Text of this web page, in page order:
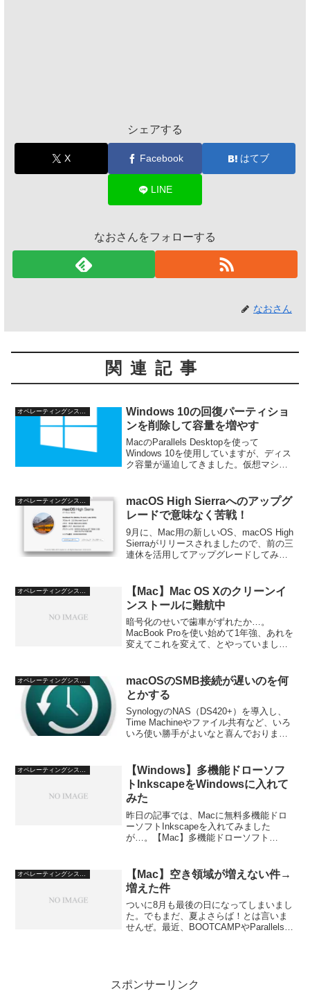
シェアする
X Facebook はてブ
LINE
なおさんをフォローする
なおさん
関連記事
Windows 10の回復パーティショ
ンを削除して容量を増やす
MacのParallels Desktopを使って
Windows 10を使用していますが、ディス
ク容量が逼迫してきました。仮想マシン
容量を増やせることです。さっそくや
っ...
オペレーティングシステム
macOS High Sierraへのアップグ
レードで意味なく苦戦！
9月に、Mac用の新しいOS、macOS High
Sierraがリリースされましたので、前の三
連休を活用してアップグレードしてみま
く、一度クリーンインストールしてから
バ...
【Mac】Mac OS Xのクリーンイ
ンストールに難航中
暗号化のせいで歯車がずれたか…。
MacBook Proを使い始めて1年強、あれを
変えてこれを変えて、とやっていました
ました。で、思い切ってMac OS Xをクリ
ーンインス...
macOSのSMB接続が遅いのを何
とかする
SynologyのNAS（DS420+）を導入し、
Time Machineやファイル共有など、いろ
いろ使い勝手がよいなと喜んでおりま
たりすると、なんだか遅いのです。...
オペレーティングシステム
【Windows】多機能ドローソフ
トInkscapeをWindowsに入れて
みた
昨日の記事では、Macに無料多機能ドロ
ーソフトInkscapeを入れてみました
が…。【Mac】多機能ドローソフト
Windows版はどうなのかしらと、試しに
入れて...
【Mac】空き領域が増えない件→
増えた件
ついに8月も最後の日になってしまいまし
た。でもまだ、夏よさらば！とは言いま
せんぜ。最近、BOOTCAMPやParallels
スポンサーリンク